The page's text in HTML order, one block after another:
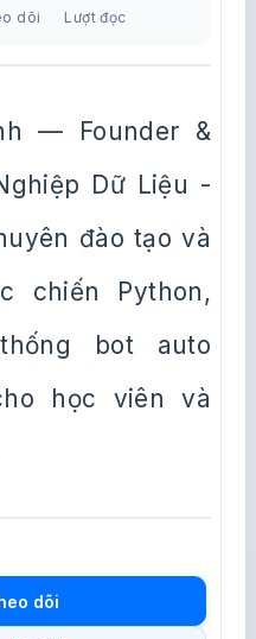
dõi Lượt đọc
— Founder &
Dữ Liệu -
đào tạo và
chiến Python,
bot auto
học viên và
dõi